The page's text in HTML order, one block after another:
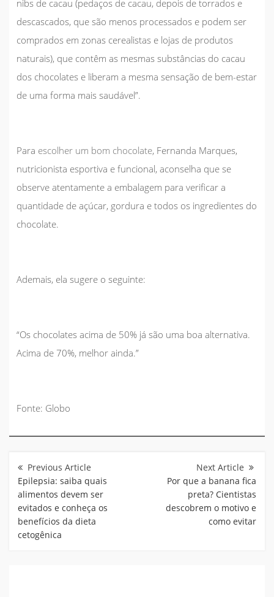
nibs de cacau (pedaços de cacau, depois de torrados e
descascados, que são menos processados e podem ser
comprados em zonas cerealistas e lojas de produtos
naturais), que contêm as mesmas substâncias do cacau
dos chocolates e liberam a mesma sensação de bem-estar
de uma forma mais saudável”.
Para escolher um bom chocolate, Fernanda Marques,
nutricionista esportiva e funcional, aconselha que se
observe atentamente a embalagem para verificar a
quantidade de açúcar, gordura e todos os ingredientes do
chocolate.
Ademais, ela sugere o seguinte:
“Os chocolates acima de 50% já são uma boa alternativa.
Acima de 70%, melhor ainda.”
Fonte: Globo
de
Post
Epilepsia: saiba quais
alimentos devem ser
evitados e conheça os
benefícios da dieta
cetogênica
Por que a banana fica
preta? Cientistas
descobrem o motivo e
como evitar